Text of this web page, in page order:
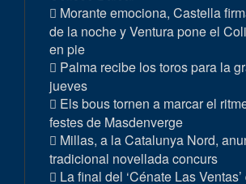
Morante emociona, Castella
de la noche y Ventura pone el
en pie
Palma recibe los toros para la
jueves
Els bous tornen a marcar el
festes de Masdenverge
Millas, a la Catalunya Nord,
tradicional novellada concurs
La final del ‘Cénate Las